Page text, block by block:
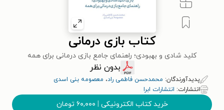
کتاب بازی درمانی
کلید شادی و بهبودی؛ راهنمای جامع بازی درمانی برای همه
بدون نظر
پدیدآورندگان: محمدحسن فاطمی راد، معصومه بنی اسدی
انتشارات: انتشارات ابرا
خرید کتاب الکترونیکی | ۶۰,۰۰۰ تومان